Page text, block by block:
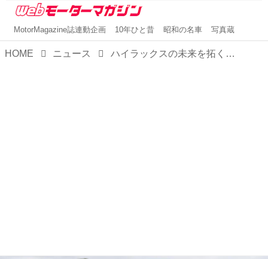
MotorMagazine誌連動企画 10年ひと昔 昭和の名車 写真蔵
HOME ニュース ハイラックスの未来を拓く「水素燃料電池プロトタイプ」が、欧州で実証段階に突入！パリ五輪2024でも活躍しそうだ